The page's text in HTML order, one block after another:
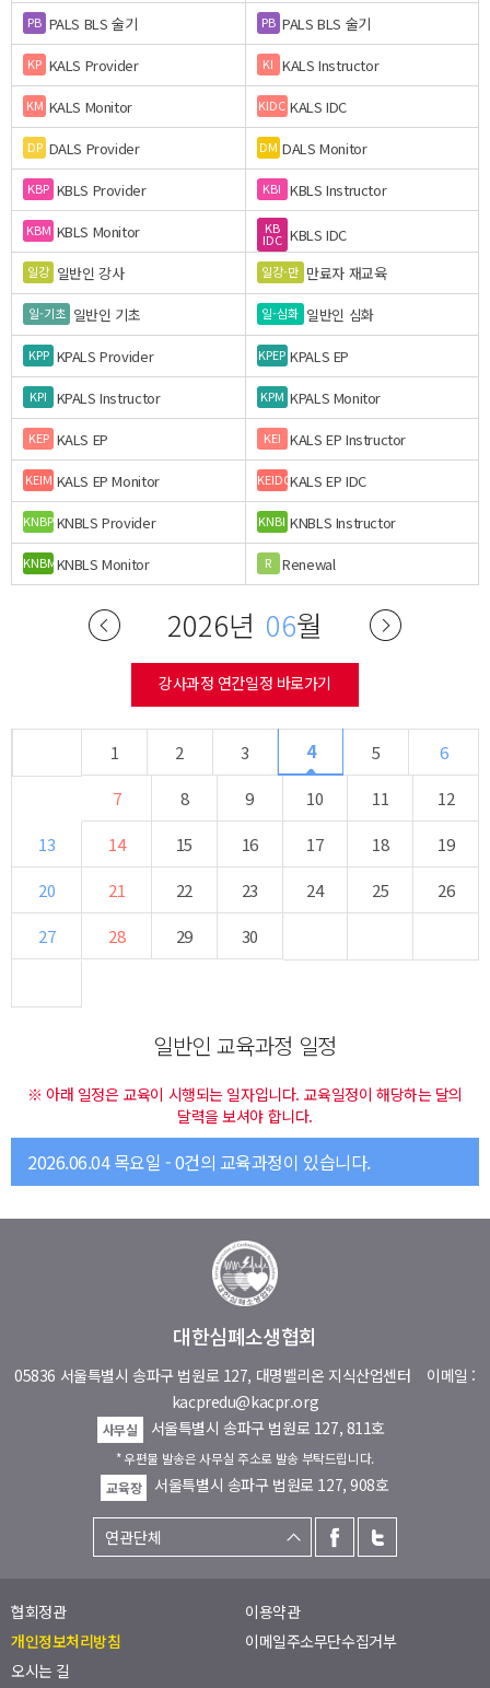
PB PALS BLS 술기 PB PALS BLS 술기
KP KALS Provider KI KALS Instructor
KM KALS Monitor KIDC KALS IDC
DP DALS Provider DM DALS Monitor
KBP KBLS Provider KBI KBLS Instructor
KBM KBLS Monitor KB
IDC KBLS IDC
일강 일반인 강사 일강-만 만료자 재교육
일-기초 일반인 기초 일-심화 일반인 심화
KPP KPALS Provider KPEP KPALS EP
KPI KPALS Instructor KPM KPALS Monitor
KEP KALS EP KEI KALS EP Instructor
KEIM KALS EP Monitor KEIDCKALS EP IDC
KNBPKNBLS Provider KNBI KNBLS Instructor
KNBMKNBLS Monitor R Renewal
2026년 06월
강사과정 연간일정 바로가기
1 2 3 4 5
6
7
8 9 10 11
12
13
14 15 16 17 18
19
20
21 22 23 24 25
26
27
28 29 30
일반인 교육과정 일정
※ 아래 일정은 교육이 시행되는 일자입니다. 교육일정이 해당하는 달의
달력을 보셔야 합니다.
2026.06.04 목요일 - 0건의 교육과정이 있습니다.
대한심폐소생협회
05836 서울특별시 송파구 법원로 127, 대명벨리온 지식산업센터 이메일 :
kacpredu@kacpr.org
사무실 서울특별시 송파구 법원로 127, 811호
* 우편물 발송은 사무실 주소로 발송 부탁드립니다.
교육장
서울특별시 송파구 법원로 127, 908호
협회정관
이용약관
개인정보처리방침
이메일주소무단수집거부
오시는 길